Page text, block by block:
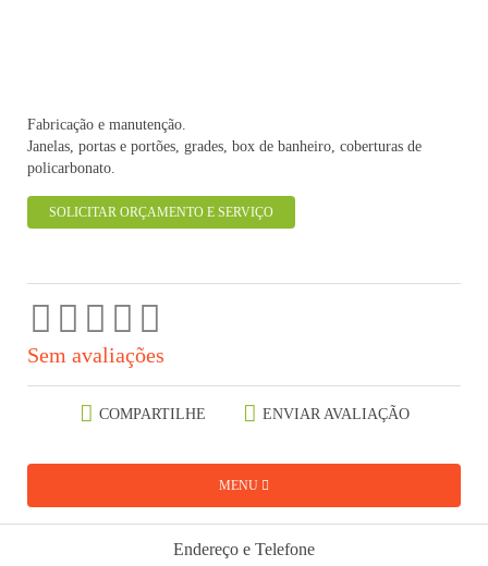
Fabricação e manutenção.
Janelas, portas e portões, grades, box de banheiro, coberturas de
policarbonato.
SOLICITAR ORÇAMENTO E SERVIÇO
Sem avaliações
COMPARTILHE ENVIAR AVALIAÇÃO
MENU
Endereço e Telefone